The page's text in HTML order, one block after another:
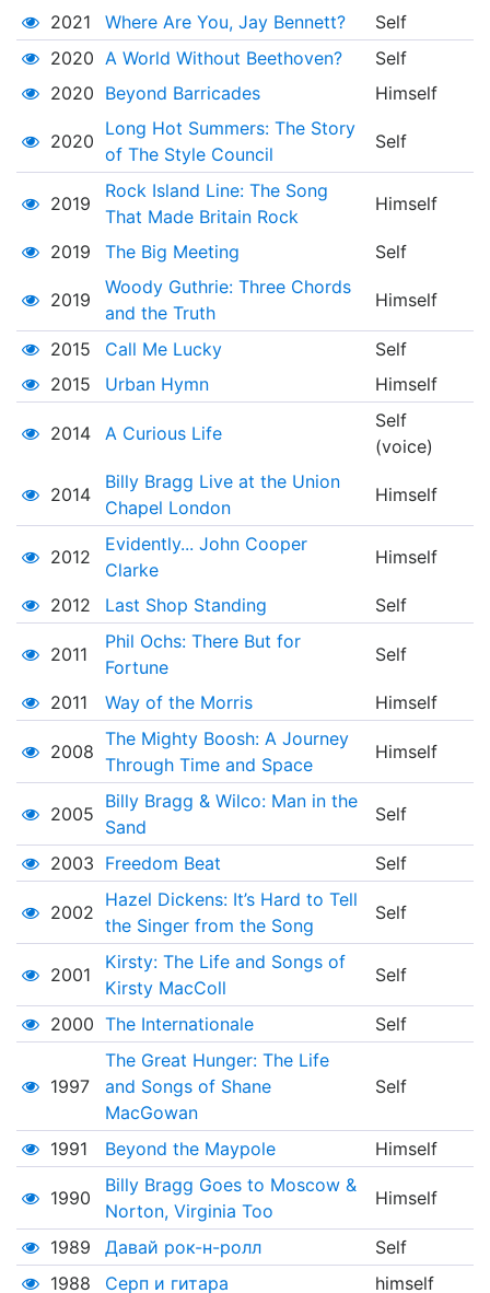
2021 Where Are You, Jay Bennett?
Self
2020 A World Without Beethoven?
Self
2020 Beyond Barricades Himself
2020
Long Hot Summers: The Story
of The Style Council
Self
2019
Rock Island Line: The Song
That Made Britain Rock
Himself
2019 The Big Meeting Self
2019
Woody Guthrie: Three Chords
and the Truth
Himself
2015 Call Me Lucky
Self
2015
Urban Hymn Himself
2014 A Curious Life
Self
(voice)
2014
Billy Bragg Live at the Union
Chapel London
Himself
2012
Evidently... John Cooper
Clarke
Himself
2012 Last Shop Standing Self
2011
Phil Ochs: There But for
Fortune
Self
2011 Way of the Morris Himself
2008
The Mighty Boosh: A Journey
Through Time and Space
Himself
2005
Billy Bragg & Wilco: Man in the
Sand
Self
2003 Freedom Beat Self
2002
Hazel Dickens: It’s Hard to Tell
the Singer from the Song
Self
2001
Kirsty: The Life and Songs of
Kirsty MacColl
Self
2000 The Internationale Self
1997
The Great Hunger: The Life
and Songs of Shane
MacGowan
Self
1991 Beyond the Maypole Himself
1990
Billy Bragg Goes to Moscow &
Norton, Virginia Too
Himself
1989 Давай рок-н-ролл
Self
1988
Серп и гитара himself